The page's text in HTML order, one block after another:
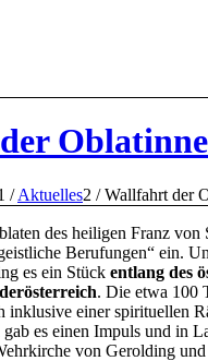
/ Aktuelles2 / Wallfahrt der
des heiligen Franz von
Berufungen“ ein.
es ein Stück entlang des
. Die etwa 100
inklusive einer spirituellen
es einen Impuls und in
von Gerolding